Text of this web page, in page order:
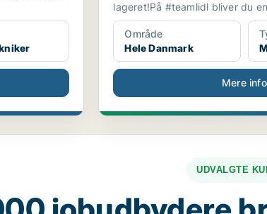
lageret!På #teamlidl bliver du
Område
Hele Danmark
Mere info
UDVALGTE